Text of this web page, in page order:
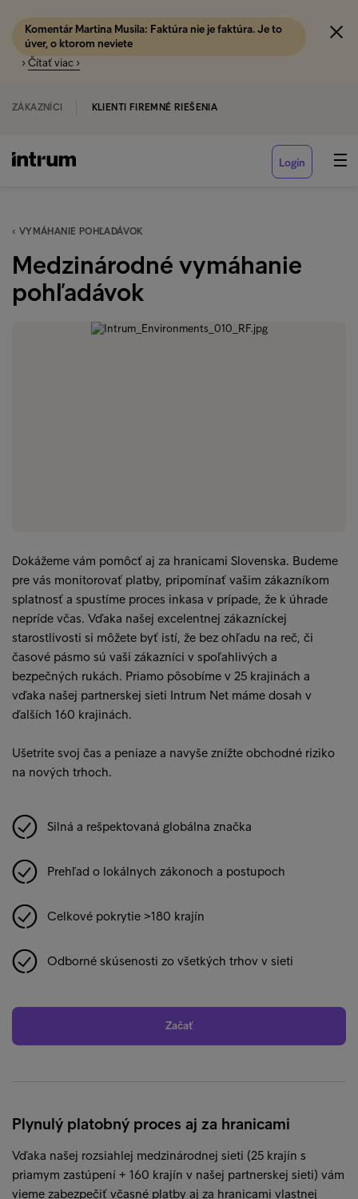
Komentár Martina Musila: Faktúra nie je faktúra. Je to
úver, o ktorom neviete
› Čítať viac ›
ZÁKAZNÍCI KLIENTI FIREMNÉ RIEŠENIA
Login
‹ VYMÁHANIE POHĽADÁVOK
Medzinárodné vymáhanie
pohľadávok
Dokážeme vám pomôcť aj za hranicami Slovenska. Budeme
pre vás monitorovať platby, pripomínať vašim zákazníkom
splatnosť a spustíme proces inkasa v prípade, že k úhrade
nepríde včas. Vďaka našej excelentnej zákazníckej
starostlivosti si môžete byť istí, že bez ohľadu na reč, či
časové pásmo sú vaši zákazníci v spoľahlivých a
bezpečných rukách. Priamo pôsobíme v 25 krajinách a
vďaka našej partnerskej sieti Intrum Net máme dosah v
ďalších 160 krajinách.
Ušetrite svoj čas a peniaze a navyše znížte obchodné riziko
na nových trhoch.
Silná a rešpektovaná globálna značka
Prehľad o lokálnych zákonoch a postupoch
Celkové pokrytie >180 krajín
Odborné skúsenosti zo všetkých trhov v sieti
Začať
Plynulý platobný proces aj za hranicami
Vďaka našej rozsiahlej medzinárodnej sieti (25 krajín s
priamym zastúpení + 160 krajín v našej partnerskej sieti) vám
vieme zabezpečiť včasné platby aj za hranicami vlastnej